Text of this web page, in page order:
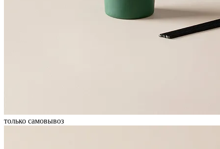
только самовывоз